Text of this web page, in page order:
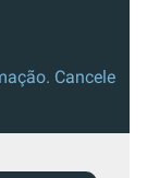
Cancele